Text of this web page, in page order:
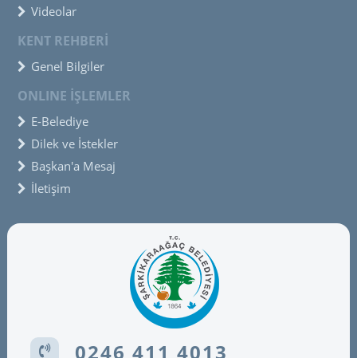
Videolar
KENT REHBERİ
Genel Bilgiler
ONLINE İŞLEMLER
E-Belediye
Dilek ve İstekler
Başkan'a Mesaj
İletişim
0246 411 4013